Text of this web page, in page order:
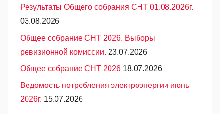
Результаты Общего собрания СНТ 01.08.2026г.
03.08.2026
Общее собрание СНТ 2026. Выборы
ревизионной комиссии. 23.07.2026
Общее собрание СНТ 2026 18.07.2026
Ведомость потребления электроэнергии июнь
2026г. 15.07.2026